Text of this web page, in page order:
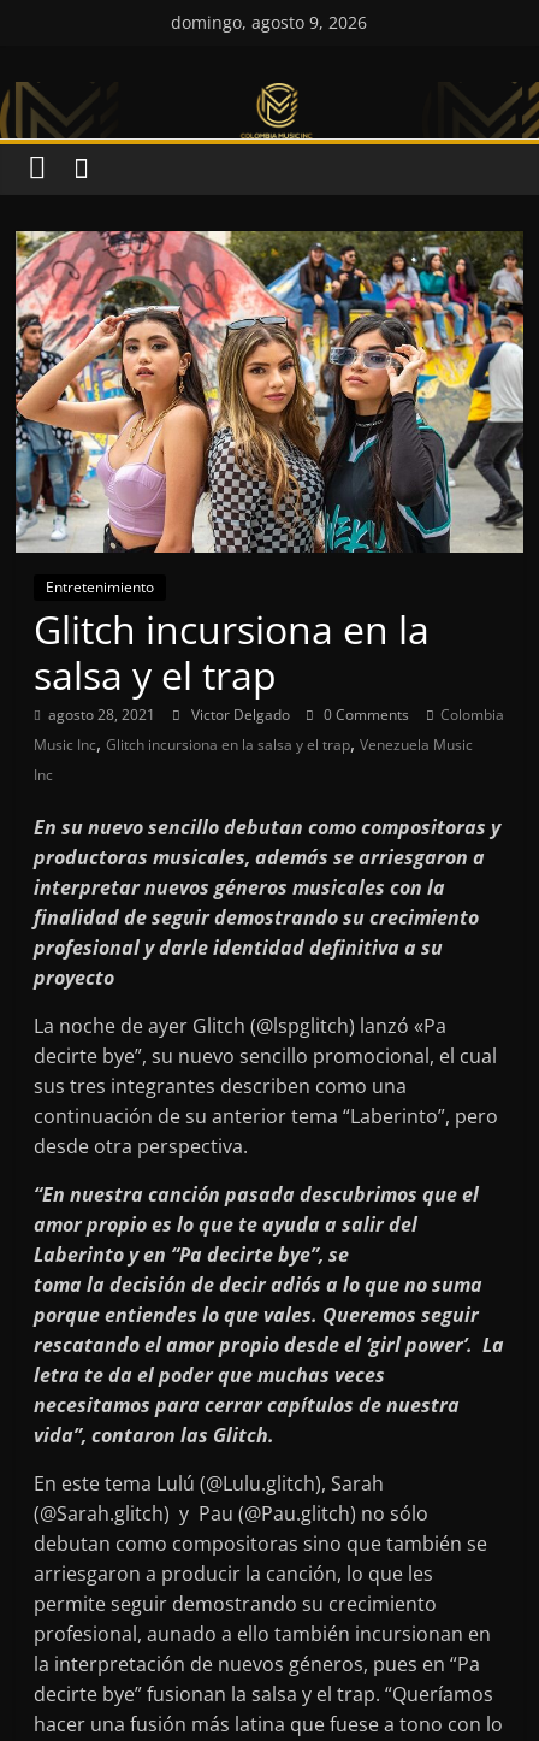
domingo, agosto 9, 2026
Colombia
Music
Inc
Colombia
Music
Inc
Entretenimiento
Glitch incursiona en la
salsa y el trap
agosto 28, 2021 Victor Delgado 0 Comments
Colombia
Music Inc,Glitch incursiona en la salsa y el trap,Venezuela Music
Inc
En su nuevo sencillo debutan como compositoras y
productoras musicales, además se arriesgaron a
interpretar nuevos géneros musicales con la
finalidad de seguir demostrando su crecimiento
profesional y darle identidad definitiva a su
proyecto
La noche de ayer Glitch (@lspglitch) lanzó «Pa
decirte bye”, su nuevo sencillo promocional, el cual
sus tres integrantes describen como una
continuación de su anterior tema “Laberinto”, pero
desde otra perspectiva.
“En nuestra canción pasada descubrimos que el
amor propio es lo que te ayuda a salir del
Laberinto y en “Pa decirte bye”, se
toma la decisión de decir adiós a lo que no suma
porque entiendes lo que vales. Queremos seguir
rescatando el amor propio desde el ‘girl power’. La
letra te da el poder que muchas veces
necesitamos para cerrar capítulos de nuestra
vida”, contaron las Glitch.
En este tema Lulú (@Lulu.glitch), Sarah
(@Sarah.glitch) y Pau (@Pau.glitch) no sólo
debutan como compositoras sino que también se
arriesgaron a producir la canción, lo que les
permite seguir demostrando su crecimiento
profesional, aunado a ello también incursionan en
la interpretación de nuevos géneros, pues en “Pa
decirte bye” fusionan la salsa y el trap. “Queríamos
hacer una fusión más latina que fuese a tono con lo